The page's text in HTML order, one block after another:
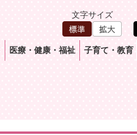
文字サイズ
医療・健康・福祉 子育て・教育